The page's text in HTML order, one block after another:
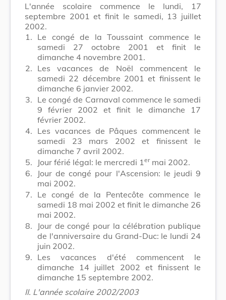
L'année scolaire commence le lundi, 17
septembre 2001 et finit le samedi, 13 juillet
2002.
1. Le congé de la Toussaint commence le
samedi 27 octobre 2001 et finit le
dimanche 4 novembre 2001.
2. Les vacances de Noël commencent le
samedi 22 décembre 2001 et finissent le
dimanche 6 janvier 2002.
3. Le congé de Carnaval commence le samedi
9 février 2002 et finit le dimanche 17
février 2002.
4. Les vacances de Pâques commencent le
samedi 23 mars 2002 et finissent le
dimanche 7 avril 2002.
5.
Jour férié légal: le mercredi 1 ermai 2002.
6.
Jour de congé pour l'Ascension: le jeudi 9
mai 2002.
7. Le congé de la Pentecôte commence le
samedi 18 mai 2002 et finit le dimanche 26
mai 2002.
8.
Jour de congé pour la célébration publique
de l'anniversaire du Grand-Duc: le lundi 24
juin 2002.
9. Les vacances d'été commencent le
dimanche 14 juillet 2002 et finissent le
dimanche 15 septembre 2002.
II. L'année scolaire 2002/2003